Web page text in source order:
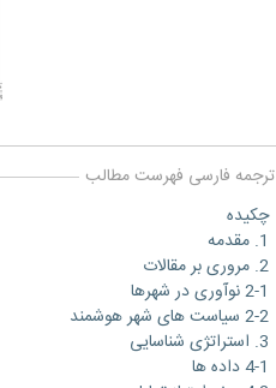
ترجمه فارسی فهرست مطالب
چکیده
1. مقدمه
2. مروری بر مقالات
2-1 نوآوری در شهرها
2-2 سیاست های شهر هوشمند
3. استراتژی شناسایی
4-1 داده ها